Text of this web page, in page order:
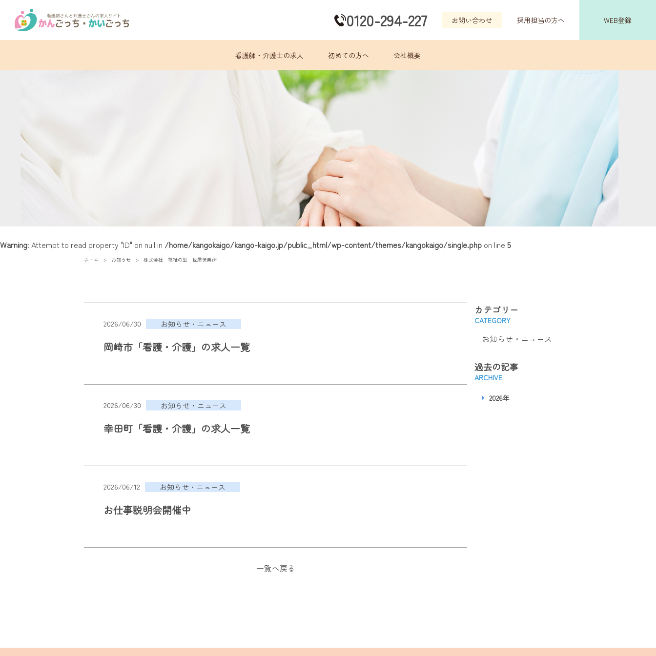
0120-294-227 お問い合わせ 採用担当の方へ WEB登録
看護師・介護士の求人 初めての方へ 会社概要
Warning: Attempt to read property "ID" on null in /home/kangokaigo/kango-kaigo.jp/public_html/wp-content/themes/kangokaigo/single.php on line 5
ホーム お知らせ 株式会社 福祉の里 佐屋営業所
2026/06/30 お知らせ・ニュース
岡崎市「看護・介護」の求人一覧
2026/06/30 お知らせ・ニュース
幸田町「看護・介護」の求人一覧
2026/06/12 お知らせ・ニュース
お仕事説明会開催中
一覧へ戻る
カテゴリー
CATEGORY
お知らせ・ニュース
過去の記事
ARCHIVE
2026年